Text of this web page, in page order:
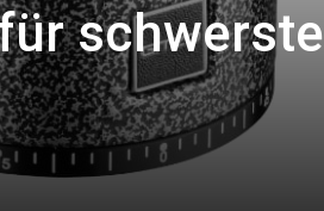
schwerste